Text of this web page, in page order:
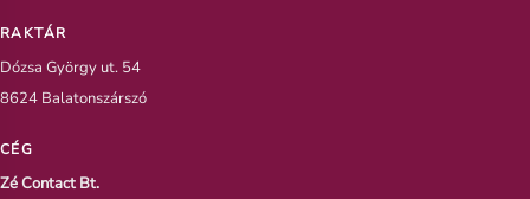
RAKTÁR
Dózsa György ut. 54
8624 Balatonszárszó
CÉG
Zé Contact Bt.